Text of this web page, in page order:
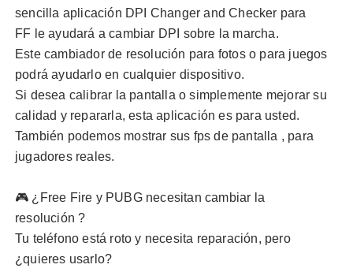
sencilla aplicación DPI Changer and Checker para
FF le ayudará a cambiar DPI sobre la marcha.
Este cambiador de resolución para fotos o para juegos
podrá ayudarlo en cualquier dispositivo.
Si desea calibrar la pantalla o simplemente mejorar su
calidad y repararla, esta aplicación es para usted.
También podemos mostrar sus fps de pantalla , para
jugadores reales.
🎮 ¿Free Fire y PUBG necesitan cambiar la
resolución?
Tu teléfono está roto y necesita reparación, pero
¿quieres usarlo?